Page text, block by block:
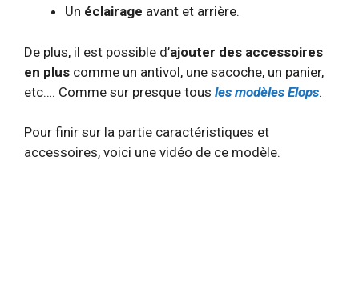
Un éclairage avant et arrière.
De plus, il est possible d’ajouter des accessoires
en plus comme un antivol, une sacoche, un panier,
etc…. Comme sur presque tous les modèles Elops.
Pour finir sur la partie caractéristiques et
accessoires, voici une vidéo de ce modèle.